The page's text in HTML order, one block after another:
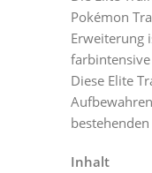
Pokémon
Erweiterung
farbintensive
Diese Elite
Inhalt